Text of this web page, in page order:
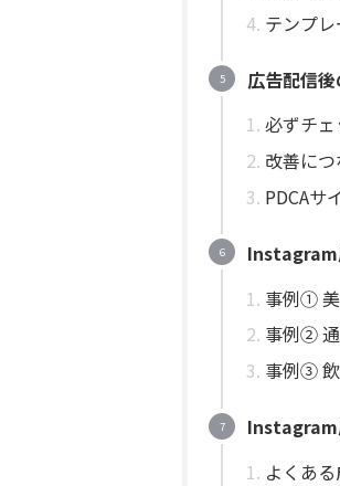
テンプ
広告配信
必ずチェ
改善に
PDCAサ
Instagram
事例①
事例② 通
事例③
Instagram
よくあ